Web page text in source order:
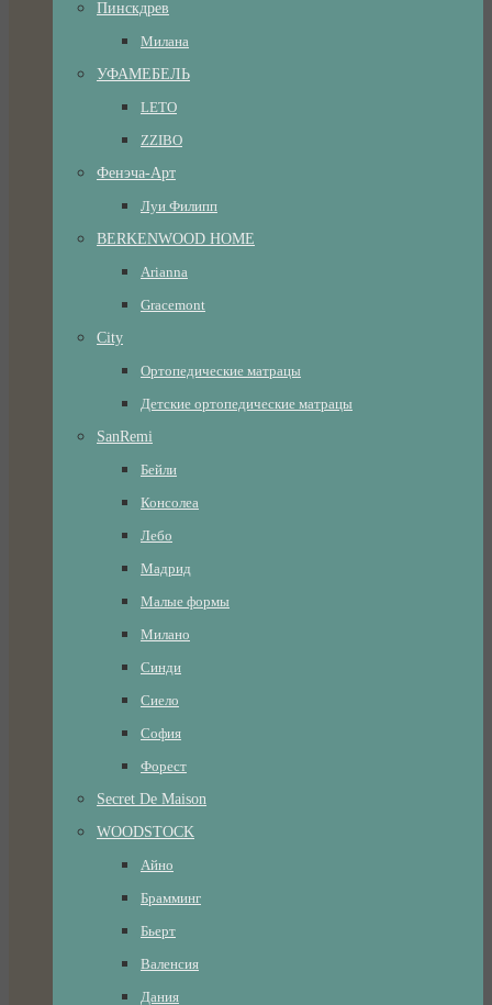
Пинскдрев
Милана
УФАМЕБЕЛЬ
LETO
ZZIBO
Фенэча-Арт
Луи Филипп
BERKENWOOD HOME
Arianna
Gracemont
City
Ортопедические матрацы
Детские ортопедические матрацы
SanRemi
Бейли
Консолеа
Лебо
Мадрид
Малые формы
Милано
Синди
Сиело
София
Форест
Secret De Maison
WOODSTOCK
Айно
Брамминг
Бьерт
Валенсия
Дания